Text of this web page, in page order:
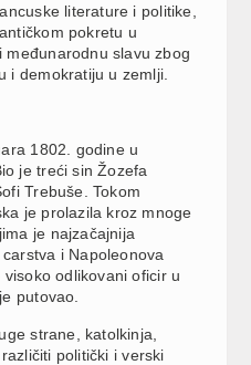
literature i politike,
pokretu u
slavu zbog
i demokratiju u zemlji.
1802. godine u
je treći sin Žozefa
Trebuše. Tokom
je prolazila kroz mnoge
je najzačajnija
i Napoleonova
odlikovani oficir u
putovao.
strane, katolkinja,
politički i verski